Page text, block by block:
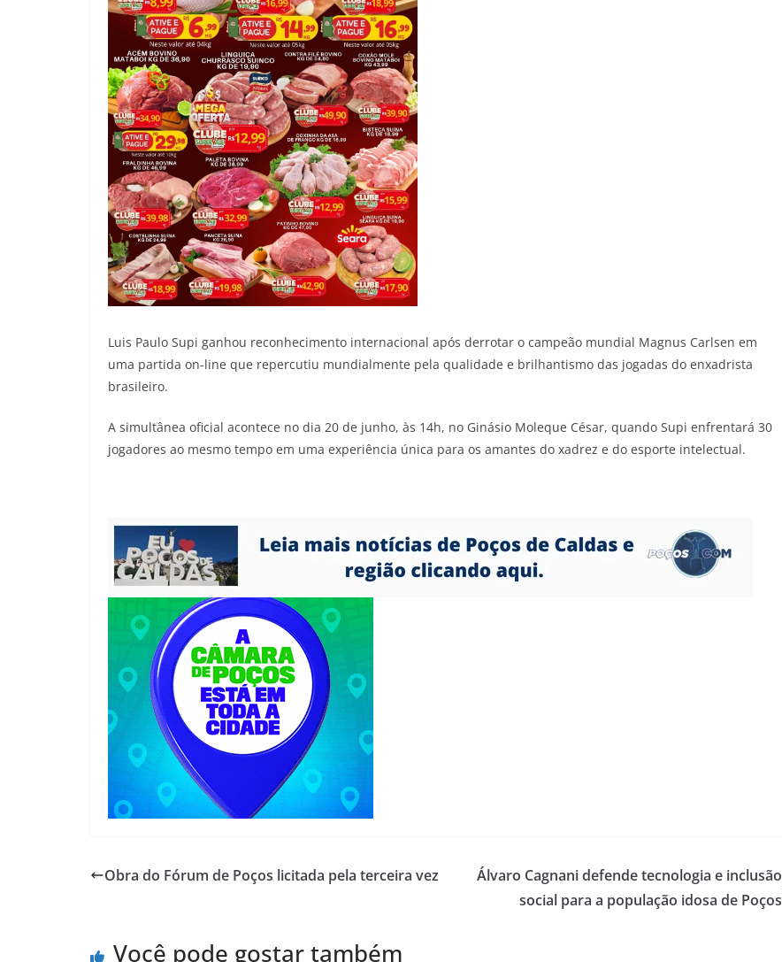
Luis Paulo Supi ganhou reconhecimento internacional após derrotar o campeão mundial Magnus Carlsen em
uma partida on-line que repercutiu mundialmente pela qualidade e brilhantismo das jogadas do enxadrista
brasileiro.
A simultânea oficial acontece no dia 20 de junho, às 14h, no Ginásio Moleque César, quando Supi enfrentará 30
jogadores ao mesmo tempo em uma experiência única para os amantes do xadrez e do esporte intelectual.
Obra do Fórum de Poços licitada pela terceira vez
Álvaro Cagnani defende tecnologia e inclusão
social para a população idosa de Poços
Você pode gostar também